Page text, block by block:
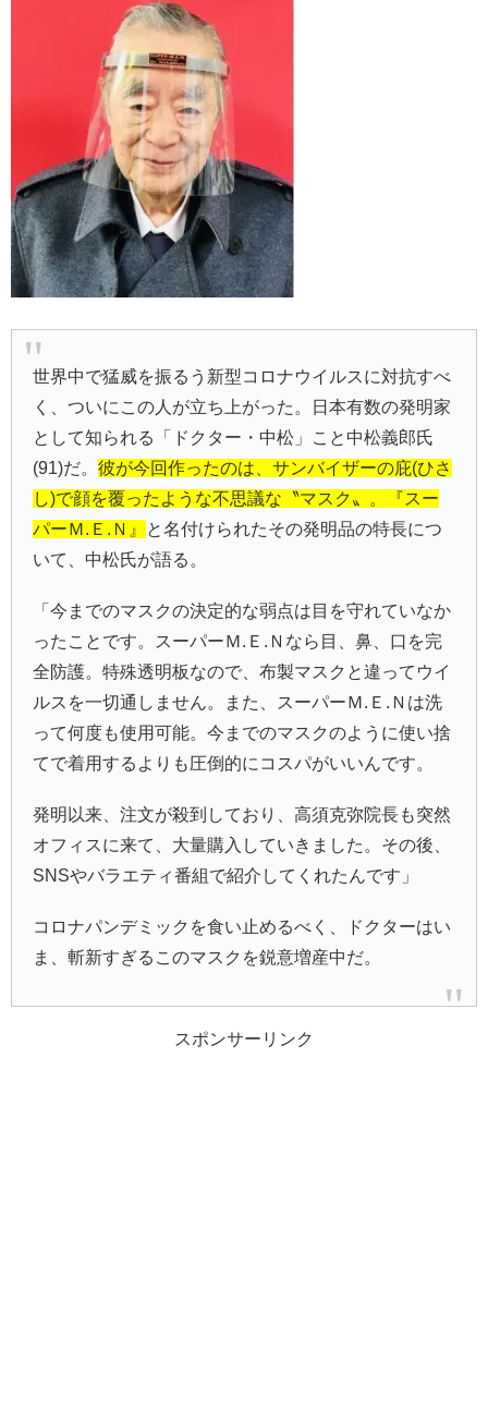
世界中で猛威を振るう新型コロナウイルスに対抗すべ
く、ついにこの人が立ち上がった。日本有数の発明家
として知られる「ドクター・中松」こと中松義郎氏
(91)だ。彼が今回作ったのは、サンバイザーの庇(ひさ
し)で顔を覆ったような不思議な〝マスク〟。『スー
パーＭ.Ｅ.Ｎ』
と名付けられたその発明品の特長につ
いて、中松氏が語る。
「今までのマスクの決定的な弱点は目を守れていなか
ったことです。スーパーＭ.Ｅ.Ｎなら目、鼻、口を完
全防護。特殊透明板なので、布製マスクと違ってウイ
ルスを一切通しません。また、スーパーＭ.Ｅ.Ｎは洗
って何度も使用可能。今までのマスクのように使い捨
てで着用するよりも圧倒的にコスパがいいんです。
発明以来、注文が殺到しており、高須克弥院長も突然
オフィスに来て、大量購入していきました。その後、
SNSやバラエティ番組で紹介してくれたんです」
コロナパンデミックを食い止めるべく、ドクターはい
ま、斬新すぎるこのマスクを鋭意増産中だ。
スポンサーリンク